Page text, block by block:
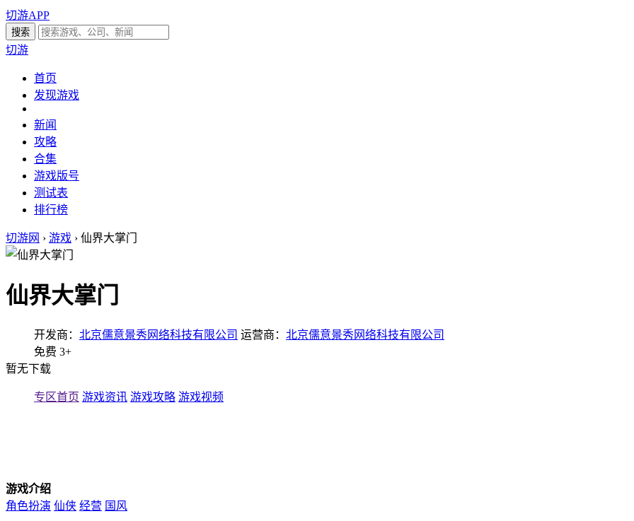
切游APP
切游
首页
发现游戏
新闻
攻略
合集
游戏版号
测试表
排行榜
切游网 › 游戏 › 仙界大掌门
仙界大掌门
开发商： 北京儒意景秀网络科技有限公司 运营商： 北京儒意景秀网络科技有限公司
免费 3+
暂无下载
专区首页 游戏资讯 游戏攻略 游戏视频
游戏介绍
角色扮演 仙侠 经营 国风